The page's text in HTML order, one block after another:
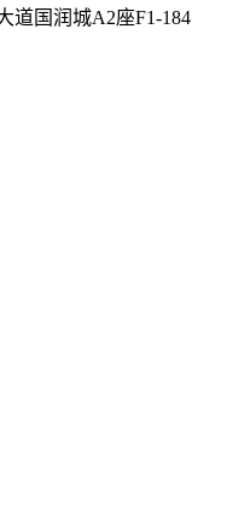
道国润城A2座F1-184